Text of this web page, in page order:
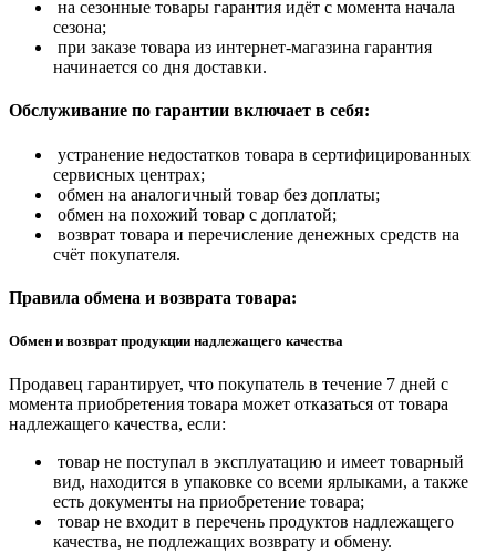
на сезонные товары гарантия идёт с момента начала
сезона;
при заказе товара из интернет-магазина гарантия
начинается со дня доставки.
Обслуживание по гарантии включает в себя:
устранение недостатков товара в сертифицированных
сервисных центрах;
обмен на аналогичный товар без доплаты;
обмен на похожий товар с доплатой;
возврат товара и перечисление денежных средств на
счёт покупателя.
Правила обмена и возврата товара:
Обмен и возврат продукции надлежащего качества
Продавец гарантирует, что покупатель в течение 7 дней с
момента приобретения товара может отказаться от товара
надлежащего качества, если:
товар не поступал в эксплуатацию и имеет товарный
вид, находится в упаковке со всеми ярлыками, а также
есть документы на приобретение товара;
товар не входит в перечень продуктов надлежащего
качества, не подлежащих возврату и обмену.